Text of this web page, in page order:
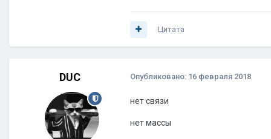
Цитата
DUC Опубликовано: 16 февраля 2018
нет связи
нет массы